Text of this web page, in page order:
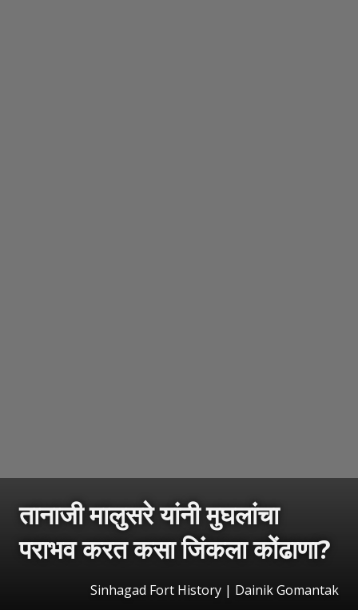
तानाजी मालुसरे यांनी मुघलांचा
पराभव करत कसा जिंकला कोंढाणा?
Sinhagad Fort History | Dainik Gomantak